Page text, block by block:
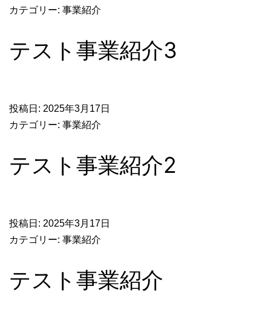
カテゴリー: 事業紹介
テスト事業紹介3
投稿日: 2025年3月17日
カテゴリー: 事業紹介
テスト事業紹介2
投稿日: 2025年3月17日
カテゴリー: 事業紹介
テスト事業紹介